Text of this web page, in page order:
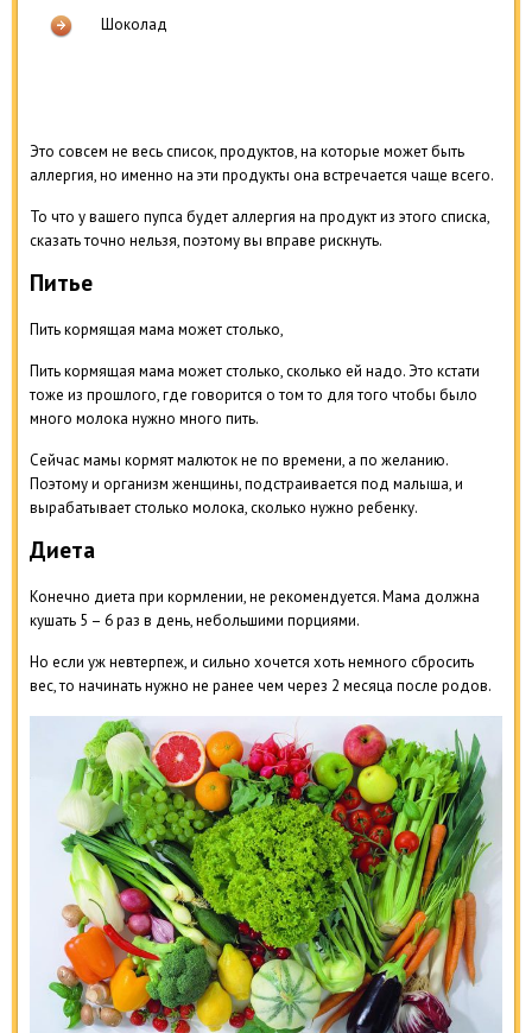
Шоколад
Это совсем не весь список, продуктов, на которые может быть
аллергия, но именно на эти продукты она встречается чаще всего.
То что у вашего пупса будет аллергия на продукт из этого списка,
сказать точно нельзя, поэтому вы вправе рискнуть.
Питье
Пить кормящая мама может столько,
Пить кормящая мама может столько, сколько ей надо. Это кстати
тоже из прошлого, где говорится о том то для того чтобы было
много молока нужно много пить.
Сейчас мамы кормят малюток не по времени, а по желанию.
Поэтому и организм женщины, подстраивается под малыша, и
вырабатывает столько молока, сколько нужно ребенку.
Диета
Конечно диета при кормлении, не рекомендуется. Мама должна
кушать 5 – 6 раз в день, небольшими порциями.
Но если уж невтерпеж, и сильно хочется хоть немного сбросить
вес, то начинать нужно не ранее чем через 2 месяца после родов.